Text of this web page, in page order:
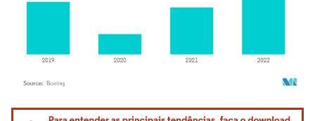
Imagem © Mordor Intelligence. O reuso requer atribuição conforme CC BY 4.0.